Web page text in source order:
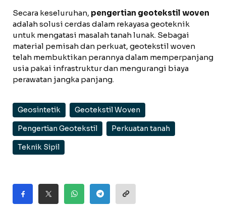
Secara keseluruhan, pengertian geotekstil woven
adalah solusi cerdas dalam rekayasa geoteknik
untuk mengatasi masalah tanah lunak. Sebagai
material pemisah dan perkuat, geotekstil woven
telah membuktikan perannya dalam memperpanjang
usia pakai infrastruktur dan mengurangi biaya
perawatan jangka panjang.
Geosintetik Geotekstil Woven
Pengertian Geotekstil Perkuatan tanah
Teknik Sipil